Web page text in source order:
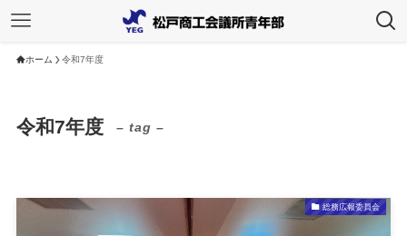
ホーム 令和7年度
令和7年度 – tag –
総務広報委員会